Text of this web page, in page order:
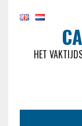
HET